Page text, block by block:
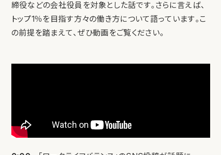
締役などの会社役員を対象とした話です。さらに言えば、
トップ1％を目指す方々の働き方について語っています。こ
の前提を踏まえて、ぜひ動画をご覧ください。